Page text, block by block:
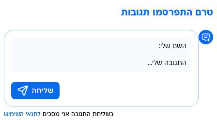
טרם התפרסמו תגובות
בשליחת התגובה אני מסכים לתנאי השימוש